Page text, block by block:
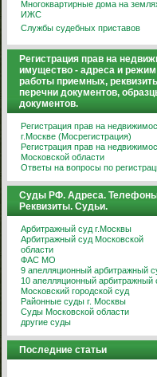
Многоквартирные дома на
ИЖС
Службы судебных приставов
Регистрация прав на
имущество - адреса и режим
работы приемных,
перечни документов,
документов.
Регистрация прав на
г.Москве (Мосрегистрация)
Регистрация прав на
Московской области
Ответы на вопросы по
Суды РФ. Адреса.
Реквизиты. Судьи.
Арбитражный суд г.Москвы
Арбитражный суд Московской
области
ФАС МО
9 апелляционный арбитражный
10 апелляционный арбитражный
Московский городской суд
Районные суды г. Москвы
Суды Московской области
другие суды
Последние статьи